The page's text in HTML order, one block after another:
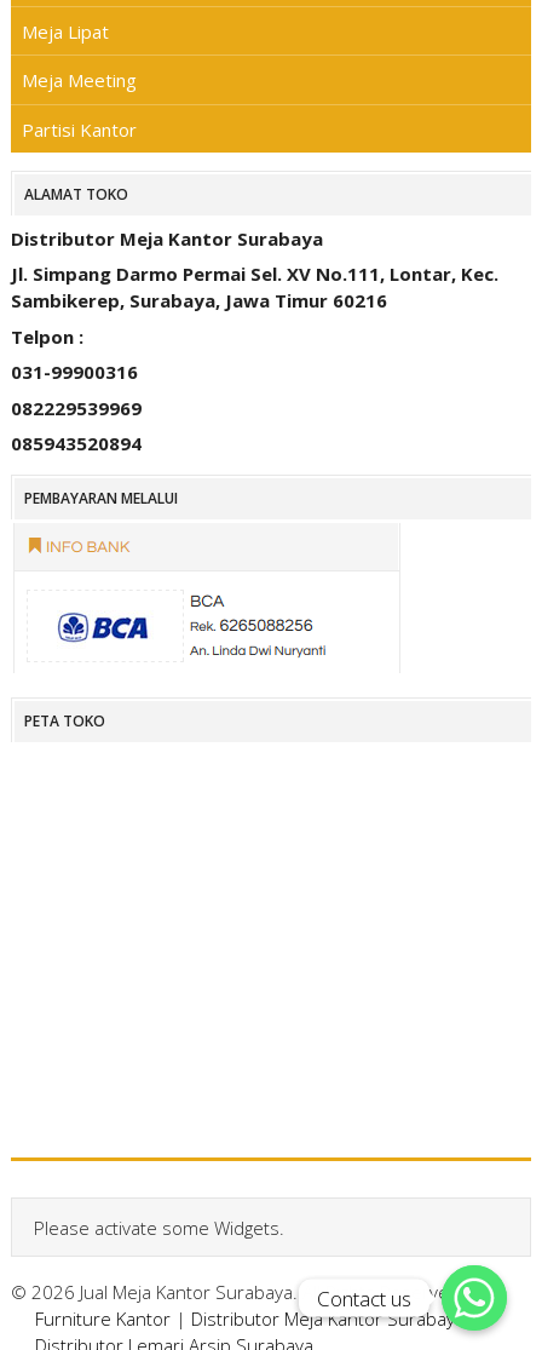
Meja Lipat
Meja Meeting
Partisi Kantor
ALAMAT TOKO
Distributor Meja Kantor Surabaya
Jl. Simpang Darmo Permai Sel. XV No.111, Lontar, Kec.
Sambikerep, Surabaya, Jawa Timur 60216
Telpon :
031-99900316
082229539969
085943520894
PEMBAYARAN MELALUI
PETA TOKO
Please activate some Widgets.
© 2026 Jual Meja Kantor Surabaya. All Rights Reserved.
Furniture Kantor| Distributor Meja Kantor Surabaya|
Distributor Lemari Arsip Surabaya
Contact us
Contact us